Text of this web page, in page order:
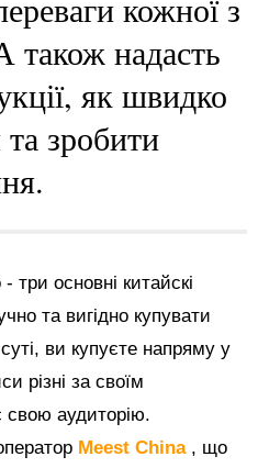
надасть
як швидко
та зробити
три основні китайскі
та вигідно купувати
ви купуєте напряму у
різні за своїм
свою аудиторію.
Meest China , що